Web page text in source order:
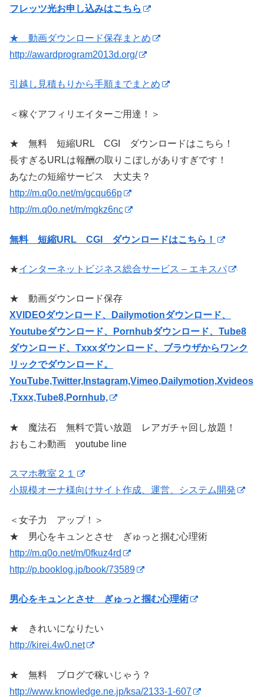
フレッツ光お申し込みはこちら
★ 動画ダウンロード保存まとめ
http://awardprogram2013d.org/
引越し見積もりから手順までまとめ
＜稼ぐアフィリエイターご用達！＞
★ 無料 短縮URL CGI ダウンロードはこちら！
長すぎるURLは報酬の取りこぼしがありすぎです！
あなたの短縮サービス 大丈夫？
http://m.q0o.net/m/gcqu66p
http://m.q0o.net/m/mgkz6nc
無料 短縮URL CGI ダウンロードはこちら！
★インターネットビジネス総合サービス – エキスパ
★ 動画ダウンロード保存
XVIDEOダウンロード、Dailymotionダウンロード、
Youtubeダウンロード、Pornhubダウンロード、Tube8
ダウンロード、Txxxダウンロード、ブラウザからワンク
リックでダウンロード。
YouTube,Twitter,Instagram,Vimeo,Dailymotion,Xvideos
,Txxx,Tube8,Pornhub,
★ 魔法石 無料で貰い放題 レアガチャ回し放題！
おもこわ動画 youtube line
スマホ教室２１
小規模オーナ様向けサイト作成、運営、システム開発
＜女子力 アップ！＞
★ 男心をキュンとさせ ぎゅっと掴む心理術
http://m.q0o.net/m/0fkuz4rd
http://p.booklog.jp/book/73589
男心をキュンとさせ ぎゅっと掴む心理術
★ きれいになりたい
http://kirei.4w0.net
★ 無料 ブログで稼いじゃう？
http://www.knowledge.ne.jp/ksa/2133-1-607